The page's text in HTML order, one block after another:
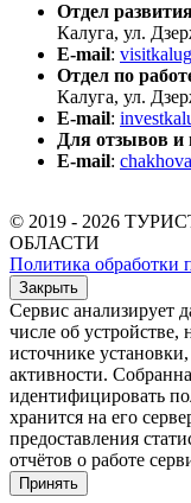
Отдел
Калуга, ул.
E-mail:
Отдел по
Калуга, ул.
E-mail:
Для отзывов и
E-mail:
© 2019 - 2026
ОБЛАСТИ
Политика обработки
Закрыть
Сервис анализирует
числе об
источнике
активности.
идентифицировать
хранится на его
предоставления
отчётов о работе
Принять